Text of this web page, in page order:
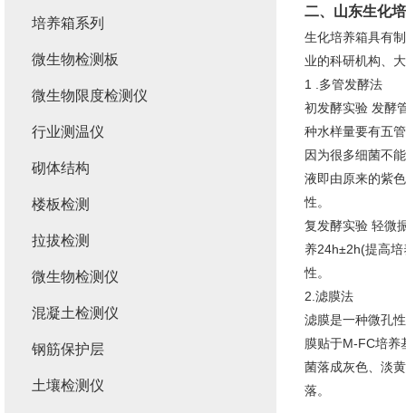
二、 山东生化
生化培养箱具有
业的科研机构、
1 .多管发酵法
初发酵实验 发酵
种水样量要有五
因为很多细菌不
液即由原来的紫
性。
复发酵实验 轻微
养24h±2h(提高
性。
2.滤膜法
滤膜是一种微孔
膜贴于M-FC培
菌落成灰色、淡
落。
培养箱系列
微生物检测板
微生物限度检测仪
行业测温仪
砌体结构
楼板检测
拉拔检测
微生物检测仪
混凝土检测仪
钢筋保护层
土壤检测仪